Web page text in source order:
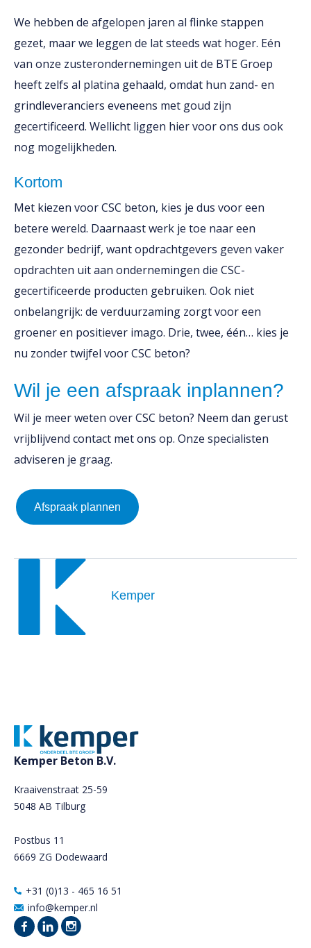
We hebben de afgelopen jaren al flinke stappen
gezet, maar we leggen de lat steeds wat hoger. Eén
van onze zusterondernemingen uit de BTE Groep
heeft zelfs al platina gehaald, omdat hun zand- en
grindleveranciers eveneens met goud zijn
gecertificeerd. Wellicht liggen hier voor ons dus ook
nog mogelijkheden.
Kortom
Met kiezen voor CSC beton, kies je dus voor een
betere wereld. Daarnaast werk je toe naar een
gezonder bedrijf, want opdrachtgevers geven vaker
opdrachten uit aan ondernemingen die CSC-
gecertificeerde producten gebruiken. Ook niet
onbelangrijk: de verduurzaming zorgt voor een
groener en positiever imago. Drie, twee, één… kies je
nu zonder twijfel voor CSC beton?
Wil je een afspraak inplannen?
Wil je meer weten over CSC beton? Neem dan gerust
vrijblijvend contact met ons op. Onze specialisten
adviseren je graag.
Afspraak plannen
Kemper
Kemper Beton B.V.
Kraaivenstraat 25-59
5048 AB Tilburg
Postbus 11
6669 ZG Dodewaard
+31 (0)13 - 465 16 51
info@kemper.nl